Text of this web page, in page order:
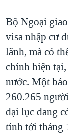
Bộ Ngoại
visa nhập cư
lãnh, mà có
chính hiện
nước. Một
260.265
đại lục đang
tính tới tháng